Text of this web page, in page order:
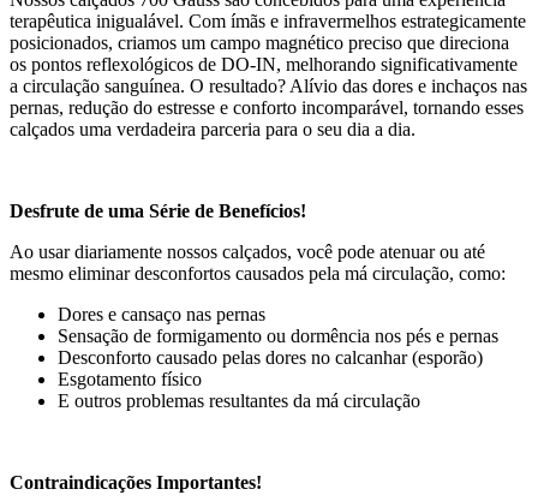
terapêutica inigualável. Com ímãs e infravermelhos estrategicamente
posicionados, criamos um campo magnético preciso que direciona
os pontos reflexológicos de DO-IN, melhorando significativamente
a circulação sanguínea. O resultado? Alívio das dores e inchaços nas
pernas, redução do estresse e conforto incomparável, tornando esses
calçados uma verdadeira parceria para o seu dia a dia.
Desfrute de uma Série de Benefícios!
Ao usar diariamente nossos calçados, você pode atenuar ou até
mesmo eliminar desconfortos causados pela má circulação, como:
Dores e cansaço nas pernas
Sensação de formigamento ou dormência nos pés e pernas
Desconforto causado pelas dores no calcanhar (esporão)
Esgotamento físico
E outros problemas resultantes da má circulação
Contraindicações Importantes!